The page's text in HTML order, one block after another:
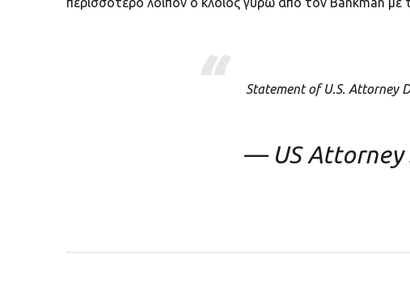
Statement of U.S. Attorney
— US Attorney